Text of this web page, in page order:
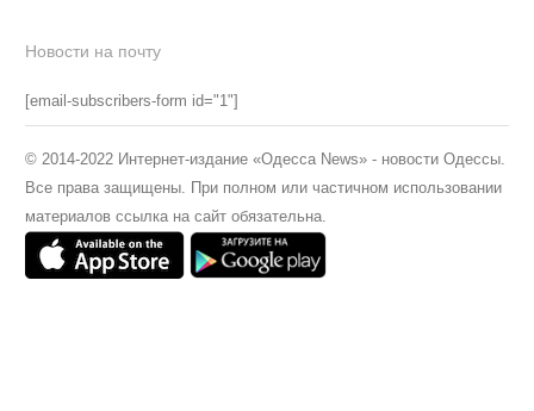
Новости на почту
[email-subscribers-form id="1"]
© 2014-2022 Интернет-издание «Одесса News» - новости Одессы.
Все права защищены. При полном или частичном использовании
материалов ссылка на сайт обязательна.